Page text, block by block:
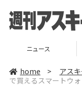
ニュース
home > アス
で買えるスマートウ